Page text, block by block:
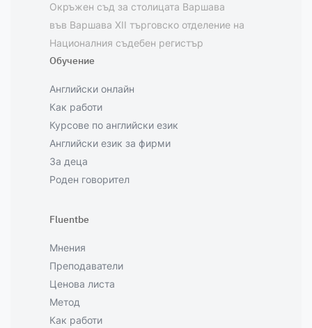
Окръжен съд за столицата Варшава
във Варшава XII търговско отделение на
Националния съдебен регистър
Обучение
Английски онлайн
Как работи
Курсове по английски език
Английски език за фирми
За деца
Роден говорител
Fluentbe
Мнения
Преподаватели
Ценова листа
Метод
Как работи